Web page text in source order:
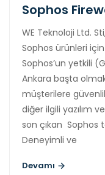
Sophos
WE Teknoloji Ltd.
Sophos ürünleri
Sophos’un yetkili
Ankara başta
müşterilere
diğer ilgili yazılım
son çıkan Sophos
Deneyimli ve
Devamı